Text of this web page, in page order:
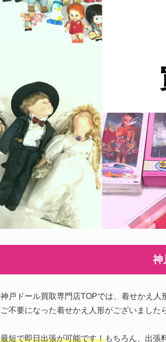
神
神戸ドール買取専門店TOPでは、着せかえ人
ご不要になった着せかえ人形がございました
最短で即日出張が可能です！もちろん、 出張